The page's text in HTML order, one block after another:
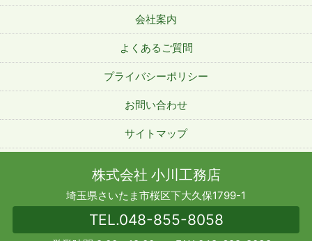
会社案内
よくあるご質問
プライバシーポリシー
お問い合わせ
サイトマップ
株式会社 小川工務店
埼玉県さいたま市桜区下大久保1799-1
TEL.048-855-8058